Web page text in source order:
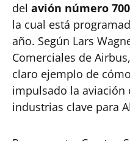
del avión número 700
la cual está
año. Según Lars
Comerciales de
claro ejemplo de
impulsado la aviación
industrias clave para